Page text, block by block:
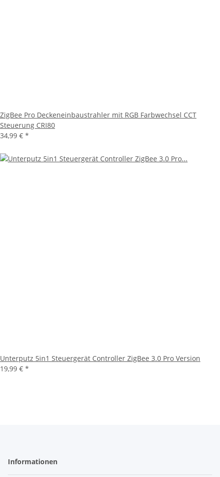
ZigBee Pro Deckeneinbaustrahler mit RGB Farbwechsel CCT
Steuerung CRI80
34,99 € *
Unterputz 5in1 Steuergerät Controller ZigBee 3.0 Pro Version
19,99 € *
Informationen